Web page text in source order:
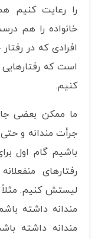
را رعایت کنیم
خانواده را هم
افرادی که در
است که
کنیم.
ما ممکن بعضی
جرأت مندانه و
باشیم گام اول
رفتارهای
لیستش کنیم.
مندانه داشته
مندانه داشته